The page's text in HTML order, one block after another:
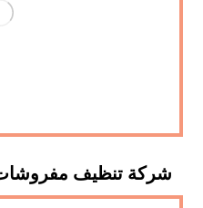
شركة تنظيف مفروشات في